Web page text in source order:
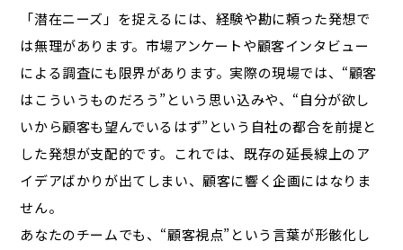
「潜在ニーズ」を捉えるには、経験や勘に頼った発想で
は無理があります。市場アンケートや顧客インタビュー
による調査にも限界があります。実際の現場では、“顧客
はこういうものだろう”という思い込みや、“自分が欲し
いから顧客も望んでいるはず”という自社の都合を前提と
した発想が支配的です。これでは、既存の延長線上のア
イデアばかりが出てしまい、顧客に響く企画にはなりま
せん。
あなたのチームでも、“顧客視点”という言葉が形骸化し